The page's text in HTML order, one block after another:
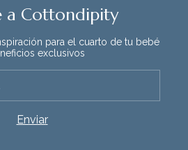
a Cottondipity
para el cuarto de tu bebé
exclusivos